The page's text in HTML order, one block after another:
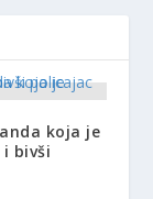
koja je
bivši